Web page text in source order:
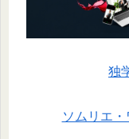
独
ソムリエ